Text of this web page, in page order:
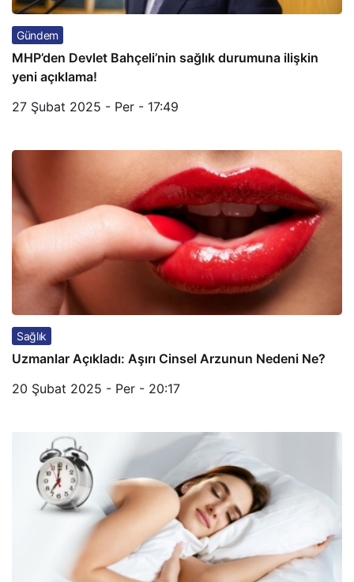
Gündem
MHP’den Devlet Bahçeli’nin sağlık durumuna ilişkin
yeni açıklama!
27 Şubat 2025 - Per - 17:49
Sağlık
Uzmanlar Açıkladı: Aşırı Cinsel Arzunun Nedeni Ne?
20 Şubat 2025 - Per - 20:17